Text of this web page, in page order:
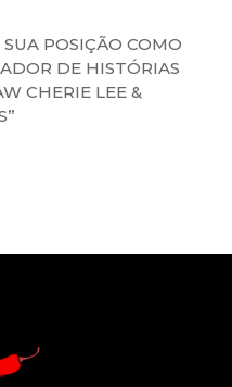
POSIÇÃO COMO
DE HISTÓRIAS
CHERIE LEE &